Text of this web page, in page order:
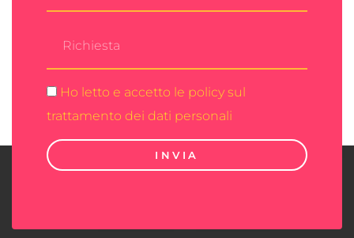
Ho letto e accetto le policy sul
trattamento dei dati personali
INVIA